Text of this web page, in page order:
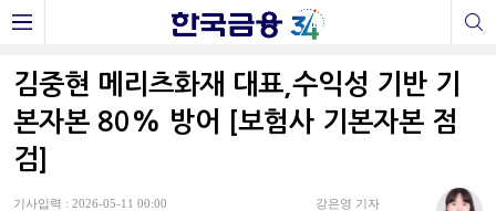
김중현 메리츠화재 대표,수익성 기반 기
본자본 80% 방어 [보험사 기본자본 점
검]
기사입력 : 2026-05-11 00:00
강은영 기자